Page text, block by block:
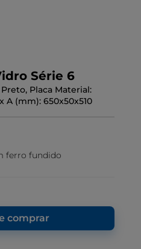
Série 6
Placa Material:
A (mm): 650x50x510
ferro fundido
comprar